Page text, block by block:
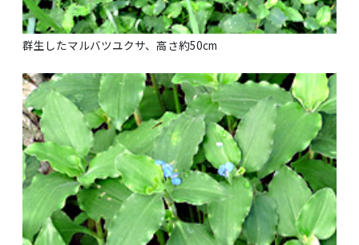
群生したマルバツユクサ、高さ約50cm